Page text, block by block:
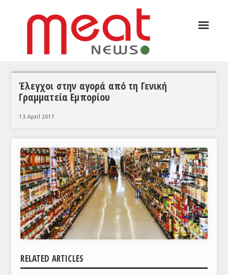
ΣΥΝΕΝΤΕΥΞΕΙΣ
ΘΕΜΑΤΑ
ΚΟΣΜΟΣ
ΕΙΔΗΣΕΙΣ
ΕΥΡΩΠΑΪΚΕΣ ΑΠΟΦΑΣΕΙΣ
ΘΕΜΑΤΑ
ΕΜΠΟΡΙΚΟΣ ΚΑΤΑΛΟΓΟΣ
☰
Έλεγχοι στην αγορά από τη Γενική
Γραμματεία Εμπορίου
13 April 2017
RELATED ARTICLES